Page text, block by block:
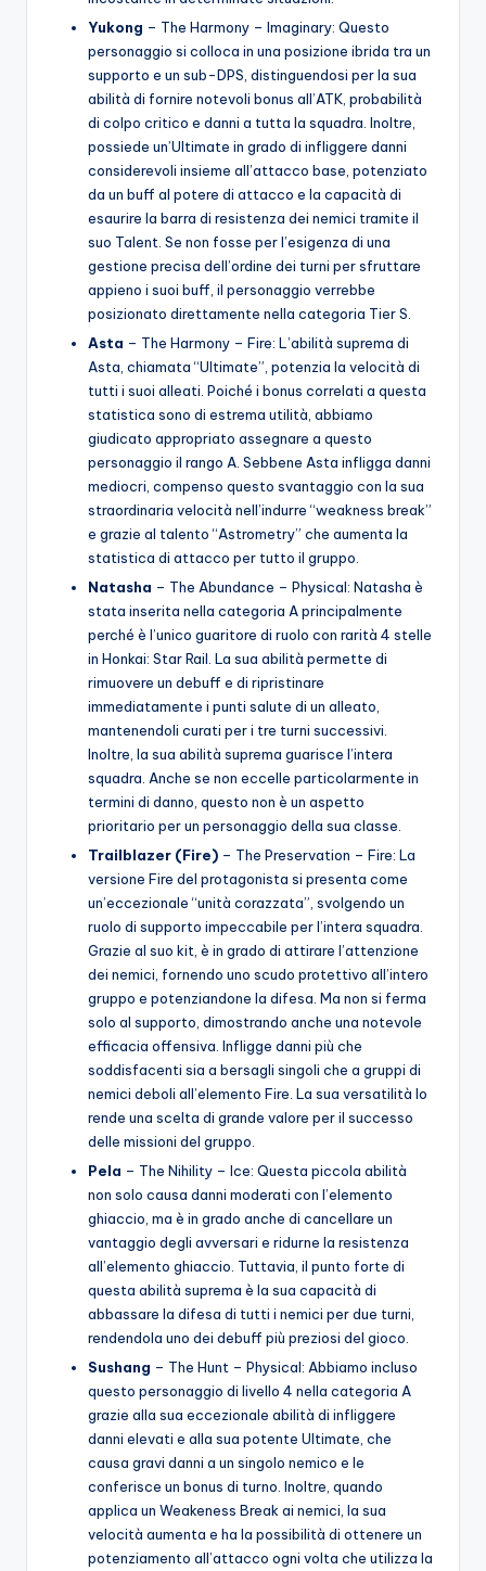
Yukong – The Harmony – Imaginary: Questo
personaggio si colloca in una posizione ibrida tra un
supporto e un sub-DPS, distinguendosi per la sua
abilità di fornire notevoli bonus all’ATK, probabilità
di colpo critico e danni a tutta la squadra. Inoltre,
possiede un’Ultimate in grado di infliggere danni
considerevoli insieme all’attacco base, potenziato
da un buff al potere di attacco e la capacità di
esaurire la barra di resistenza dei nemici tramite il
suo Talent. Se non fosse per l’esigenza di una
gestione precisa dell’ordine dei turni per sfruttare
appieno i suoi buff, il personaggio verrebbe
posizionato direttamente nella categoria Tier S.
Asta – The Harmony – Fire: L’abilità suprema di
Asta, chiamata “Ultimate”, potenzia la velocità di
tutti i suoi alleati. Poiché i bonus correlati a questa
statistica sono di estrema utilità, abbiamo
giudicato appropriato assegnare a questo
personaggio il rango A. Sebbene Asta infligga danni
mediocri, compenso questo svantaggio con la sua
straordinaria velocità nell’indurre “weakness break”
e grazie al talento “Astrometry” che aumenta la
statistica di attacco per tutto il gruppo.
Natasha – The Abundance – Physical: Natasha è
stata inserita nella categoria A principalmente
perché è l’unico guaritore di ruolo con rarità 4 stelle
in Honkai: Star Rail. La sua abilità permette di
rimuovere un debuff e di ripristinare
immediatamente i punti salute di un alleato,
mantenendoli curati per i tre turni successivi.
Inoltre, la sua abilità suprema guarisce l’intera
squadra. Anche se non eccelle particolarmente in
termini di danno, questo non è un aspetto
prioritario per un personaggio della sua classe.
Trailblazer (Fire) – The Preservation – Fire: La
versione Fire del protagonista si presenta come
un’eccezionale “unità corazzata”, svolgendo un
ruolo di supporto impeccabile per l’intera squadra.
Grazie al suo kit, è in grado di attirare l’attenzione
dei nemici, fornendo uno scudo protettivo all’intero
gruppo e potenziandone la difesa. Ma non si ferma
solo al supporto, dimostrando anche una notevole
efficacia offensiva. Infligge danni più che
soddisfacenti sia a bersagli singoli che a gruppi di
nemici deboli all’elemento Fire. La sua versatilità lo
rende una scelta di grande valore per il successo
delle missioni del gruppo.
Pela – The Nihility – Ice: Questa piccola abilità
non solo causa danni moderati con l’elemento
ghiaccio, ma è in grado anche di cancellare un
vantaggio degli avversari e ridurne la resistenza
all’elemento ghiaccio. Tuttavia, il punto forte di
questa abilità suprema è la sua capacità di
abbassare la difesa di tutti i nemici per due turni,
rendendola uno dei debuff più preziosi del gioco.
Sushang – The Hunt – Physical: Abbiamo incluso
questo personaggio di livello 4 nella categoria A
grazie alla sua eccezionale abilità di infliggere
danni elevati e alla sua potente Ultimate, che
causa gravi danni a un singolo nemico e le
conferisce un bonus di turno. Inoltre, quando
applica un Weakeness Break ai nemici, la sua
velocità aumenta e ha la possibilità di ottenere un
potenziamento all’attacco ogni volta che utilizza la